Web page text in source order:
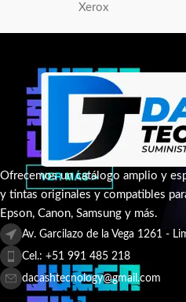
Xerox
Ofrecemos un catálogo amplio y
y tintas originales y compatibles
Epson, Canon, Samsung y más.
Av. Garcilazo de la Vega 1261 -
Cel.: +51 991 485 218
dacashtecnology@gmail.com